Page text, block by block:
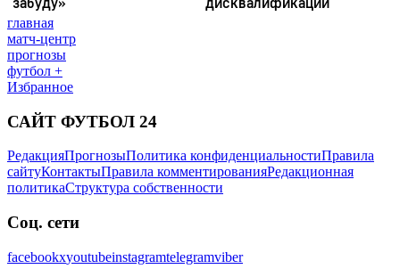
главная
матч-центр
прогнозы
футбол +
Избранное
САЙТ ФУТБОЛ 24
РедакцияПрогнозыПолитика конфиденциальностиПравила
сайтуКонтактыПравила комментированияРедакционная
политикаСтруктура собственности
Соц. сети
facebookxyoutubeinstagramtelegramviber